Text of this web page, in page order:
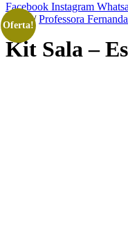
Facebook Instagram
Início /Professora
Kit Sala –
Oferta!